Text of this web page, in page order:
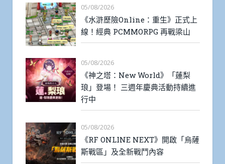
05/08/2026
《水滸歷險Online：重生》正式上
線！經典 PCMMORPG 再戰梁山
05/08/2026
《神之塔：New World》「蓮梨
琅」登場！ 三週年慶典活動持續進
行中
05/08/2026
《RF ONLINE NEXT》開啟「烏薩
斯戰區」及全新戰鬥內容